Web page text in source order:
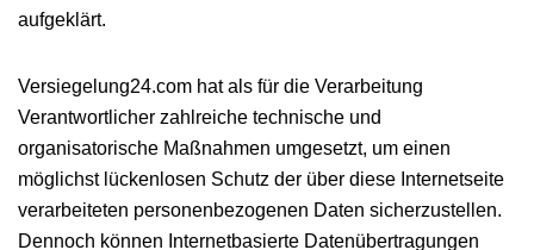
aufgeklärt.
Versiegelung24.com hat als für die Verarbeitung
Verantwortlicher zahlreiche technische und
organisatorische Maßnahmen umgesetzt, um einen
möglichst lückenlosen Schutz der über diese Internetseite
verarbeiteten personenbezogenen Daten sicherzustellen.
Dennoch können Internetbasierte Datenübertragungen